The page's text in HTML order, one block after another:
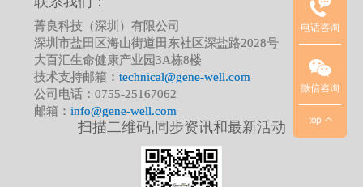
电话咨询
微信咨询
top
项
目
系
方
式
：
菁良科技（深圳）有限公司
深圳市盐田区海山街道田东社区深盐路2028号
大百汇生命健康产业园3A栋8楼
技术支持邮箱： technical@gene-well.com
公司电话：0755-25167062
邮箱： info@gene-well.com
扫描二维码,同步资讯和最新活动